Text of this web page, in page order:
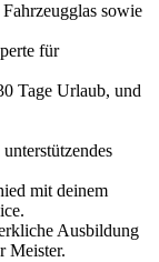
sowie
für
Tage Urlaub, und
mit deinem
Ausbildung
Meister.